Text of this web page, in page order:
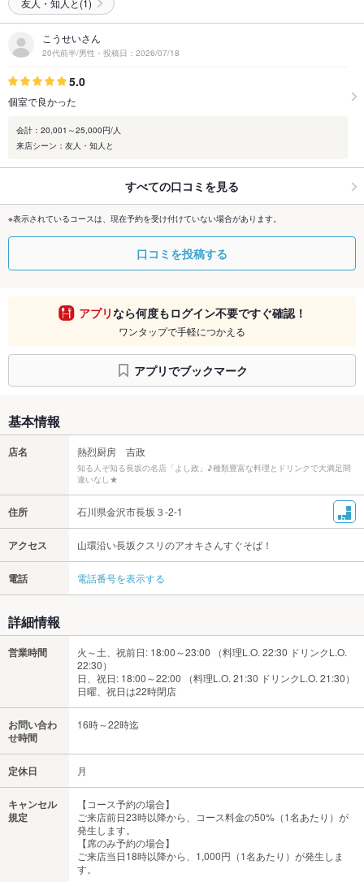
友人・知人と(1)
こうせいさん
20代前半/男性・投稿日：2026/07/18
5.0
個室で良かった
会計：20,001～25,000円/人
来店シーン：友人・知人と
すべての口コミを見る
※表示されているコースは、現在予約を受け付けていない場合があります。
口コミを投稿する
アプリなら何度もログイン不要ですぐ確認！
ワンタップで手軽につかえる
アプリでブックマーク
基本情報
店名 熱烈厨房 吉政
知る人ぞ知る長坂の名店「よし政」♪種類豊富な料理とドリンクで大満足間
違いなし★
住所 石川県金沢市長坂３-2-1
アクセス 山環沿い長坂クスリのアオキさんすぐそば！
電話 電話番号を表示する
詳細情報
営業時間
火～土、祝前日: 18:00～23:00 （料理L.O. 22:30 ドリンクL.O.
22:30）
日、祝日: 18:00～22:00 （料理L.O. 21:30 ドリンクL.O. 21:30）
日曜、祝日は22時閉店
お問い合わ
せ時間
16時～22時迄
定休日 月
キャンセル
規定
【コース予約の場合】
ご来店前日23時以降から、コース料金の50%（1名あたり）が
発生します。
【席のみ予約の場合】
ご来店当日18時以降から、1,000円（1名あたり）が発生しま
す。